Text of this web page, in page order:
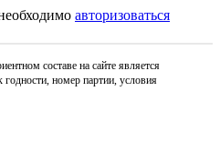
авторизоваться
составе на сайте является
годности, номер партии, условия